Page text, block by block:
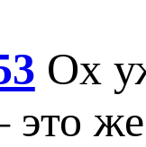
Ох